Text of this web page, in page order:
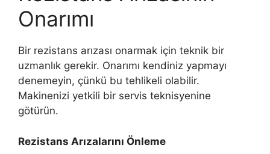
Onarımı
Bir rezistans arızası onarmak için teknik bir
uzmanlık gerekir. Onarımı kendiniz yapmayı
denemeyin, çünkü bu tehlikeli olabilir.
Makinenizi yetkili bir servis teknisyenine
götürün.
Rezistans Arızalarını Önleme